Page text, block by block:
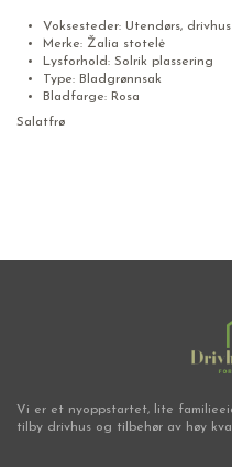
Voksesteder: Utendørs, drivhus
Merke: Žalia stotelė
Lysforhold: Solrik plassering
Type: Bladgrønnsak
Bladfarge: Rosa
Salatfrø
Vi er et nyoppstartet, lite
tilby drivhus og tilbehør av høy